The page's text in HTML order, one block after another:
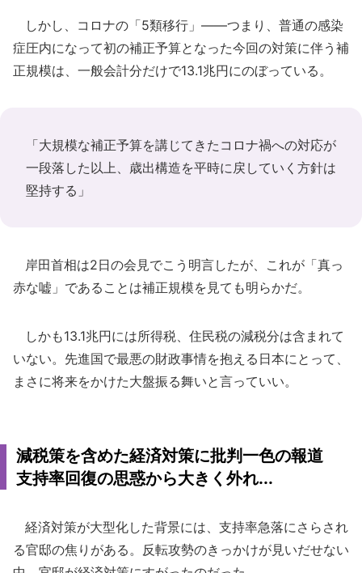
しかし、コロナの「5類移行」――つまり、普通の感染
症圧内になって初の補正予算となった今回の対策に伴う補
正規模は、一般会計分だけで13.1兆円にのぼっている。
「大規模な補正予算を講じてきたコロナ禍への対応が
一段落した以上、歳出構造を平時に戻していく方針は
堅持する」
岸田首相は2日の会見でこう明言したが、これが「真っ
赤な嘘」であることは補正規模を見ても明らかだ。
しかも13.1兆円には所得税、住民税の減税分は含まれて
いない。先進国で最悪の財政事情を抱える日本にとって、
まさに将来をかけた大盤振る舞いと言っていい。
減税策を含めた経済対策に批判一色の報道
支持率回復の思惑から大きく外れ...
経済対策が大型化した背景には、支持率急落にさらされ
る官邸の焦りがある。反転攻勢のきっかけが見いだせない